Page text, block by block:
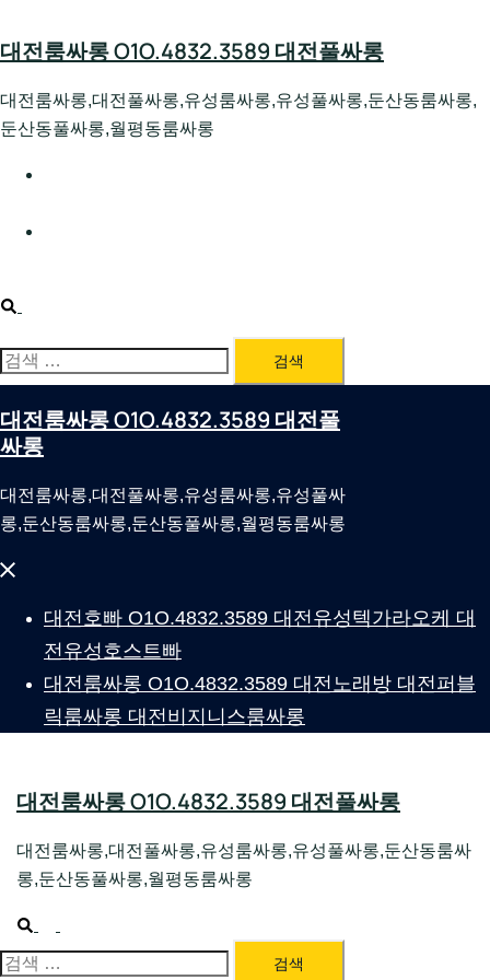
to
대전룸싸롱 O1O.4832.3589 대전풀싸롱
대전룸싸롱,대전풀싸롱,유성룸싸롱,유성풀싸롱,둔산동룸싸롱,
둔산동풀싸롱,월평동룸싸롱
Search
검
색:
대전룸싸롱 O1O.4832.3589 대전풀
싸롱
대전룸싸롱,대전풀싸롱,유성룸싸롱,유성풀싸
롱,둔산동룸싸롱,둔산동풀싸롱,월평동룸싸롱
Close
대전호빠 O1O.4832.3589 대전유성텍가라오케 대
전유성호스트빠
대전룸싸롱 O1O.4832.3589 대전노래방 대전퍼블
릭룸싸롱 대전비지니스룸싸롱
대전룸싸롱 O1O.4832.3589 대전풀싸롱
대전룸싸롱,대전풀싸롱,유성룸싸롱,유성풀싸롱,둔산동룸싸
롱,둔산동풀싸롱,월평동룸싸롱
Search
menu
검